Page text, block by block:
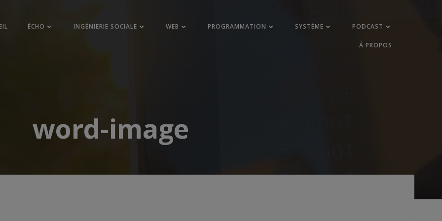
ÉCHO INGÉNIERIE SOCIALE WEB PROGRAMMATION SYSTÉME PODCAST
Á PROPOS
word-image